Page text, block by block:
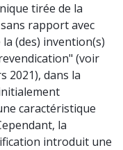
tirée de la
rapport avec
(des) invention(s)
(voir
2021), dans la
caractéristique
la
introduit une